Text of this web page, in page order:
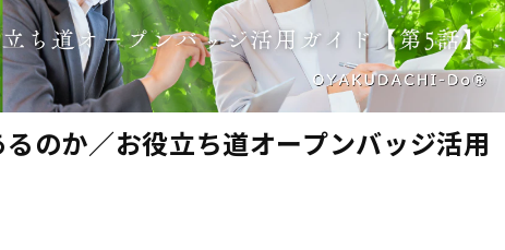
のか／お役立ち道オープンバッジ活用